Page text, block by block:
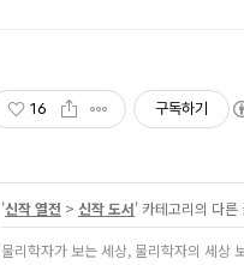
16 구독하기
'신작 열전 > 신작 도서' 카테고리의 다른
물리학자가 보는 세상, 물리학자의 세상